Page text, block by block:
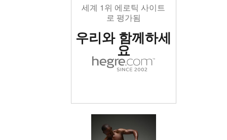
세계 1위 에로틱 사이트
로 평가됨
우리와 함께하세
요